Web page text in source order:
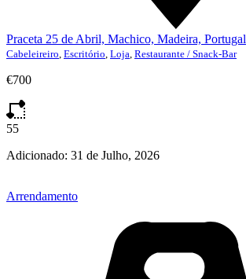
Praceta 25 de Abril, Machico, Madeira, Portugal
Cabeleireiro Escritório Loja Restaurante / Snack-Bar
€700
55
Adicionado: 31 de Julho, 2026
Arrendamento